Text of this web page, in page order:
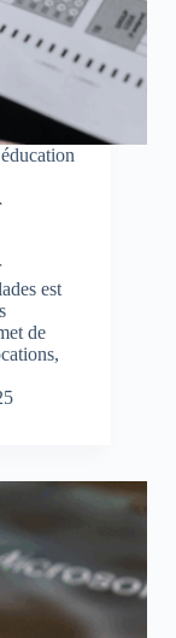
est
de